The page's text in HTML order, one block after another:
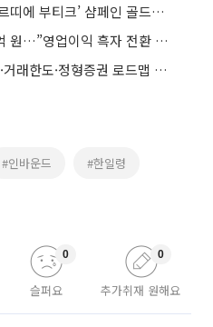
신세계면세점, 인천공항 ‘까르띠에 부티크’ 샴페인 골드로 리뉴얼
젬백스, 지난해 매출액 815억 원…”영업이익 흑자 전환 성공”
STO 하위법규 예상안, 풀링·거래한도·정형증권 로드맵 제시
#인바운드 #한일령
슬퍼요
0
추가취재 원해요
0